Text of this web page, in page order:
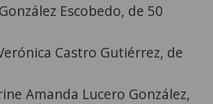
Escobedo, de 50
Castro Gutiérrez, de
Amanda Lucero González,